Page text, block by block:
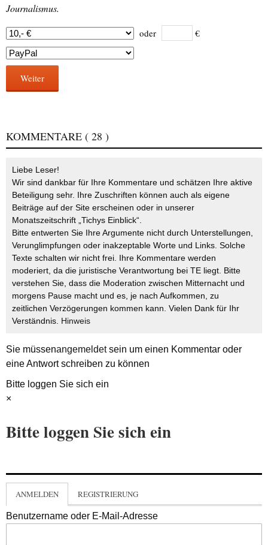
Journalismus.
oder €
Weiter
KOMMENTARE ( 28 )
Liebe Leser!
Wir sind dankbar für Ihre Kommentare und schätzen Ihre aktive
Beteiligung sehr. Ihre Zuschriften können auch als eigene
Beiträge auf der Site erscheinen oder in unserer
Monatszeitschrift „Tichys Einblick“.
Bitte entwerten Sie Ihre Argumente nicht durch Unterstellungen,
Verunglimpfungen oder inakzeptable Worte und Links. Solche
Texte schalten wir nicht frei. Ihre Kommentare werden
moderiert, da die juristische Verantwortung bei TE liegt. Bitte
verstehen Sie, dass die Moderation zwischen Mitternacht und
morgens Pause macht und es, je nach Aufkommen, zu
zeitlichen Verzögerungen kommen kann. Vielen Dank für Ihr
Verständnis. Hinweis
Sie müssenangemeldetsein um einen Kommentar oder
eine Antwort schreiben zu können
Bitte loggen Sie sich ein
×
Bitte loggen Sie sich ein
ANMELDEN REGISTRIERUNG
Benutzername oder E-Mail-Adresse